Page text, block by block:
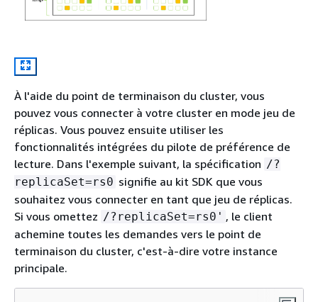
À l'aide du point de terminaison du cluster, vous
pouvez vous connecter à votre cluster en mode jeu de
réplicas. Vous pouvez ensuite utiliser les
fonctionnalités intégrées du pilote de préférence de
lecture. Dans l'exemple suivant, la spécification /?
replicaSet=rs0 signifie au kit SDK que vous
souhaitez vous connecter en tant que jeu de réplicas.
Si vous omettez /?replicaSet=rs0' , le client
achemine toutes les demandes vers le point de
terminaison du cluster, c'est-à-dire votre instance
principale.